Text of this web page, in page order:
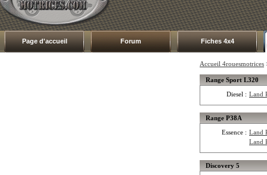
Page d'accueil Forum Fiches 4x4
Accueil 4rouesmotrices
Range Sport L320
Diesel : Land
Range P38A
Essence : Land
Land
Discovery 5